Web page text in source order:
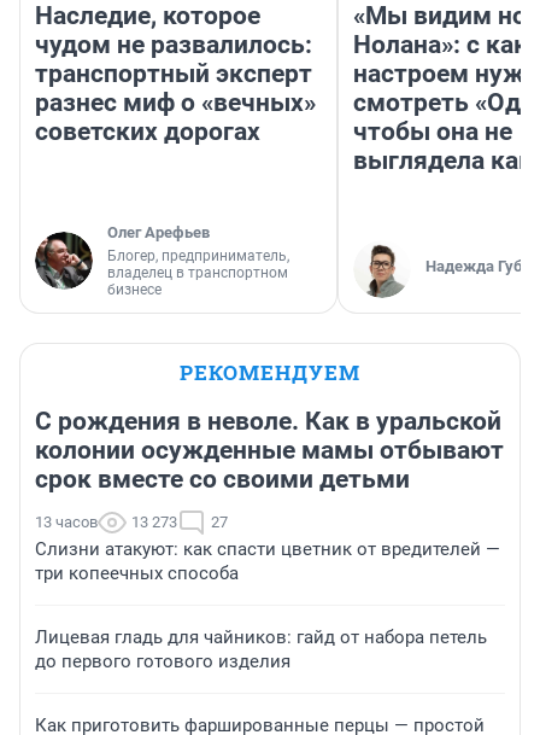
Наследие, которое
чудом не развалилось:
транспортный эксперт
разнес миф о «вечных»
советских дорогах
Олег Арефьев
Блогер, предприниматель,
владелец в транспортном
бизнесе
«Мы видим
Нолана»: с
настроем
смотреть
чтобы она не
выглядела как
Надежда
РЕКОМЕНДУЕМ
С рождения в неволе. Как в уральской
колонии осужденные мамы отбывают
срок вместе со своими детьми
13 часов 13 273 27
Слизни атакуют: как спасти цветник от вредителей —
три копеечных способа
Лицевая гладь для чайников: гайд от набора петель
до первого готового изделия
Как приготовить фаршированные перцы — простой